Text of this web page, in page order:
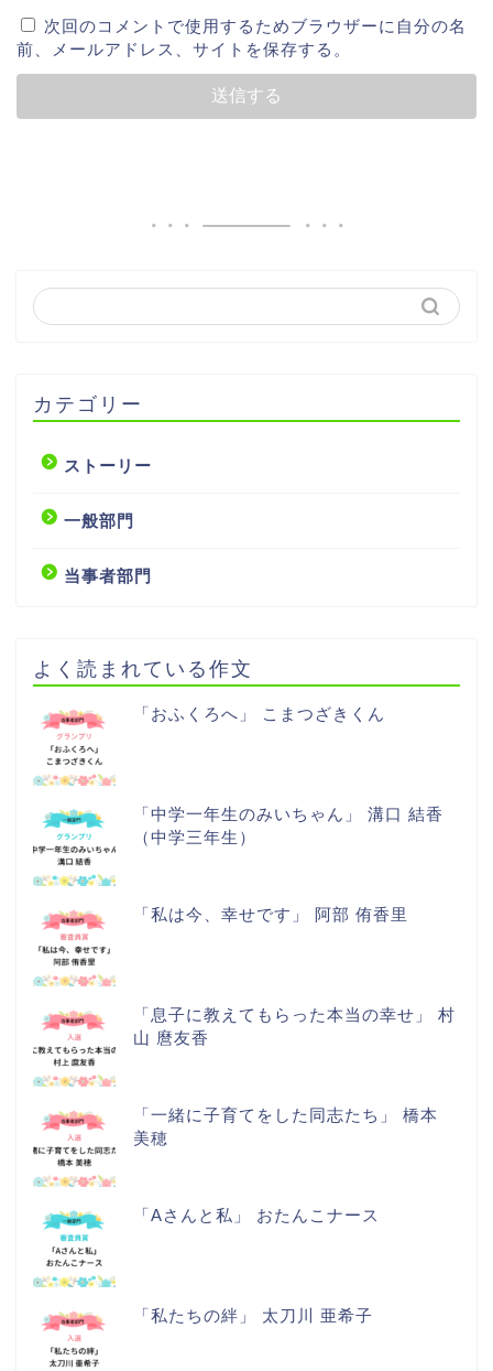
次回のコメントで使用するためブラウザーに自分の名
前、メールアドレス、サイトを保存する。
カテゴリー
ストーリー
一般部門
当事者部門
よく読まれている作文
「おふくろへ」 こまつざきくん
「中学一年生のみいちゃん」 溝口 結香
（中学三年生）
「私は今、幸せです」 阿部 侑香里
「息子に教えてもらった本当の幸せ」 村
山 麿友香
「一緒に子育てをした同志たち」 橋本
美穂
「Aさんと私」 おたんこナース
「私たちの絆」 太刀川 亜希子